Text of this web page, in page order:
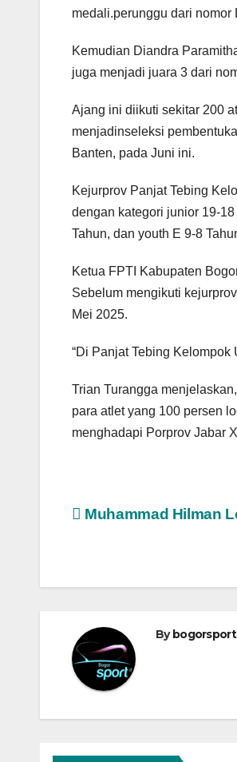
medali.perunggu dari nomor
Kemudian Diandra
juga menjadi juara 3 dari
Ajang ini diikuti sekitar 200
menjadinseleksi
Banten, pada Juni ini.
Kejurprov Panjat Tebing
dengan kategori junior 19-
Tahun, dan youth E 9-8
Ketua FPTI Kabupaten
Sebelum mengikuti
Mei 2025.
“Di Panjat Tebing Kelompok
Trian Turangga
para atlet yang 100 persen
menghadapi Porprov Jabar
Navigasi
Muhammad Hilman
By